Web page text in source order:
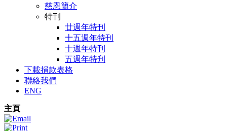
慈恩簡介
特刊
廿週年特刊
十五週年特刊
十週年特刊
五週年特刋
下載捐款表格
聯絡我們
ENG
主頁